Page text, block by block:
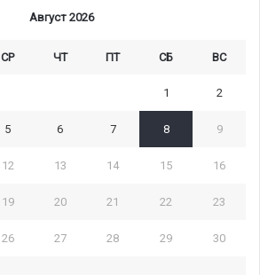
Август 2026
СР ЧТ ПТ СБ ВС
1 2
5 6 7 8 9
12 13 14 15 16
19 20 21 22 23
26 27 28 29 30